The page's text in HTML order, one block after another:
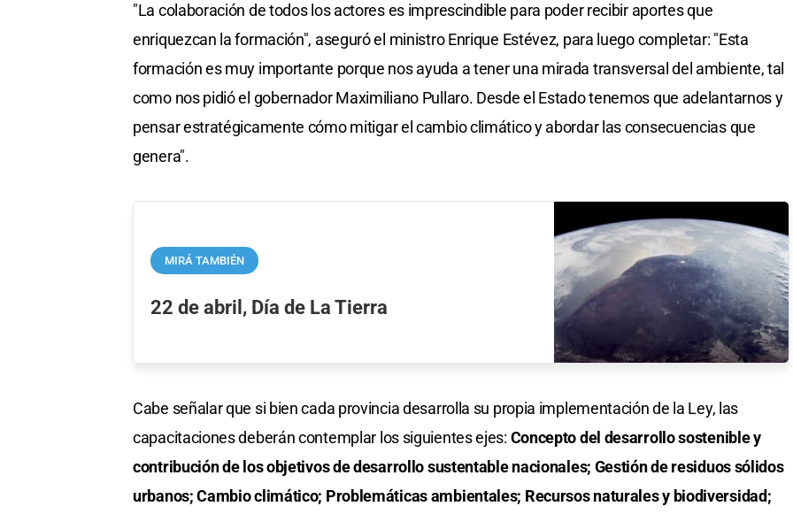
"La colaboración de todos los actores es imprescindible para poder recibir aportes que
enriquezcan la formación", aseguró el ministro Enrique Estévez, para luego completar: "Esta
formación es muy importante porque nos ayuda a tener una mirada transversal del ambiente, tal
como nos pidió el gobernador Maximiliano Pullaro. Desde el Estado tenemos que adelantarnos y
pensar estratégicamente cómo mitigar el cambio climático y abordar las consecuencias que
genera".
MIRÁ TAMBIÉN
22 de abril, Día de La Tierra
Cabe señalar que si bien cada provincia desarrolla su propia implementación de la Ley, las
capacitaciones deberán contemplar los siguientes ejes: Concepto del desarrollo sostenible y
contribución de los objetivos de desarrollo sustentable nacionales; Gestión de residuos sólidos
urbanos; Cambio climático; Problemáticas ambientales; Recursos naturales y biodiversidad;